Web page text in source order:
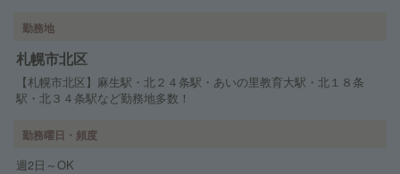
勤務地
札幌市北区
【札幌市北区】麻生駅・北２４条駅・あいの里教育大駅・北１８条
駅・北３４条駅など勤務地多数！
勤務曜日・頻度
週2日～OK